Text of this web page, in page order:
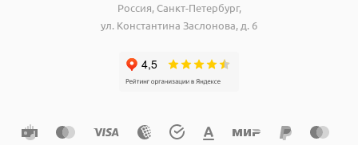
Россия, Санкт-Петербург,
ул. Константина Заслонова, д. 6